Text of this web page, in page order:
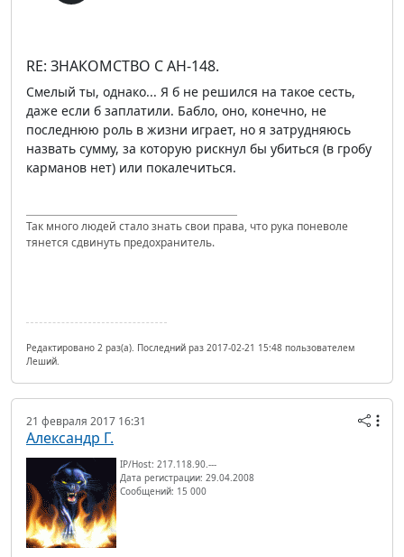
RE: ЗНАКОМСТВО С АН-148.
Смелый ты, однако... Я б не решился на такое сесть,
даже если б заплатили. Бабло, оно, конечно, не
последнюю роль в жизни играет, но я затрудняюсь
назвать сумму, за которую рискнул бы убиться (в гробу
карманов нет) или покалечиться.
Так много людей стало знать свои права, что рука поневоле
тянется сдвинуть предохранитель.
Редактировано 2 раз(а). Последний раз 2017-02-21 15:48 пользователем
Леший.
21 февраля 2017 16:31
Александр Г.
IP/Host: 217.118.90.---
Дата регистрации: 29.04.2008
Сообщений: 15 000